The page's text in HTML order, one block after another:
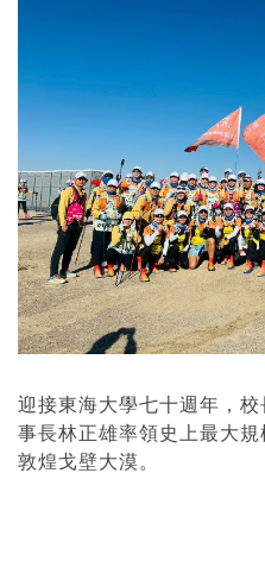
迎接東海大學七十週年，
事長林正雄率領史上最大
敦煌戈壁大漠。